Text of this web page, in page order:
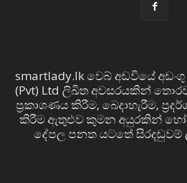
smartlady.lk වෙබ් අඩවියේ
(Pvt) Ltd ලිඛිත අවසරයකින්
ප්‍රකාශණය කිරීම, බෙදාහැරීම,
කිරීම ඇතුළුව කුමන අයුරකින් හෝ
දේපල පනත යටතේ සිරදඬුවම්